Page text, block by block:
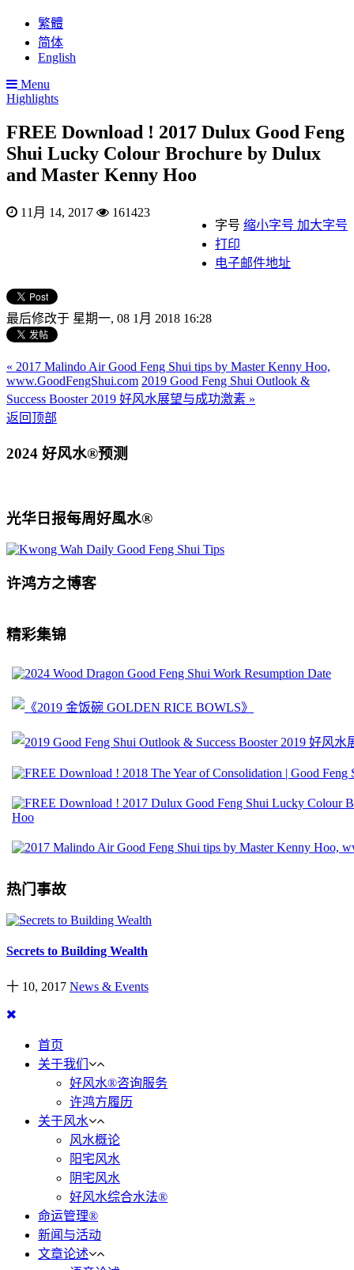
繁體
简体
English
Menu
Highlights
FREE Download ! 2017 Dulux Good Feng
Shui Lucky Colour Brochure by Dulux
and Master Kenny Hoo
11月 14, 2017
161423
字号 缩小字号 加大字号
打印
电子邮件地址
最后修改于 星期一, 08 1月 2018 16:28
« 2017 Malindo Air Good Feng Shui tips by Master Kenny Hoo,
www.GoodFengShui.com 2019 Good Feng Shui Outlook &
Success Booster 2019 好风水展望与成功激素 »
返回顶部
2024 好风水®预测
光华日报每周好風水®
许鸿方之博客
精彩集锦
热门事故
Secrets to Building Wealth
十 10, 2017 News & Events
首页
关于我们
好风水®咨询服务
许鸿方履历
关于风水
风水概论
阳宅风水
阴宅风水
好风水综合水法®
命运管理®
新闻与活动
文章论述